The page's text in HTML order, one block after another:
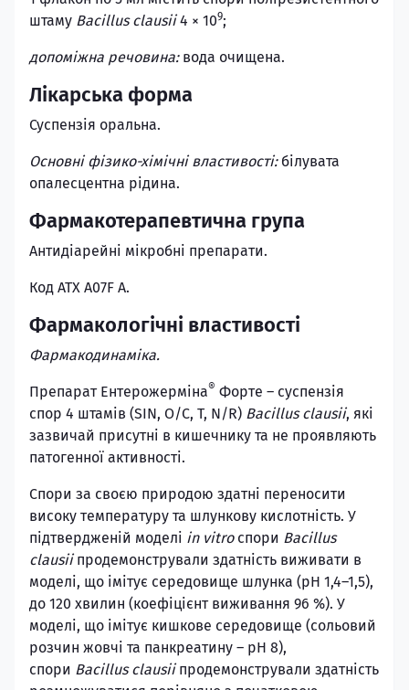
штаму Bacillus clausii4 × 109;
допоміжна речовина:вода очищена.
Лікарська форма
Суспензія оральна.
Основні фізико-хімічні властивості:білувата
опалесцентна рідина.
Фармакотерапевтична група
Антидіарейні мікробні препарати.
Код АТХ A07F A.
Фармакологічні властивості
Фармакодинаміка.
Препарат Ентерожерміна® Форте – суспензія
спор 4 штамів (SIN, O/C, T, N/R) Bacillus clausii, які
зазвичай присутні в кишечнику та не проявляють
патогенної активності.
Спори за своєю природою здатні переносити
високу температуру та шлункову кислотність. У
підтвердженій моделі in vitroспори Bacillus
clausiiпродемонстрували здатність виживати в
моделі, що імітує середовище шлунка (pH 1,4–1,5),
до 120 хвилин (коефіцієнт виживання 96 %). У
моделі, що імітує кишкове середовище (сольовий
розчин жовчі та панкреатину – pH 8),
спори Bacillus clausiiпродемонстрували здатність